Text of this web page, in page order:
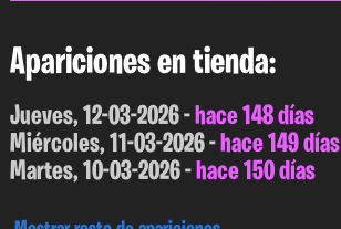
Apariciones en tienda:
Jueves, 12-03-2026 -hace 148 días
Miércoles, 11-03-2026 -hace 149 días
Martes, 10-03-2026 -hace 150 días